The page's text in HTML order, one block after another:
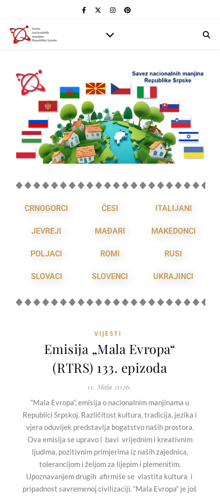
CRNOGORCI ČESI ITALIJANI
JEVREJI MAĐARI MAKEDONCI
POLJACI ROMI RUSI
SLOVACI SLOVENCI UKRAJINCI
VIJESTI
Emisija „Mala Evropa“
(RTRS) 133. epizoda
11. Maja 2026.
“Mala Evropa“, emisija o nacionalnim manjinama u
Republici Srpskoj. Različitost kultura, tradicija, jezika i
vjera oduvijek predstavlja bogatstvo naših prostora.
Ova emisija se upravo i bavi vrijednim i kreativnim
ljudima, pozitivnim primjerima iz naših zajednica,
tolerancijom i željom za lijepim i plemenitim.
Upoznavanjem drugih afirmiše se vlastita kultura i
pripadnost savremenoj civilizaciji. “Mala Evropa“ je još